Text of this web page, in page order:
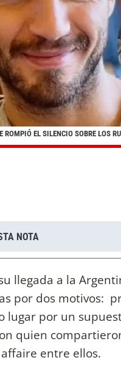
EL SILENCIO SOBRE LOS
NOTA
llegada a la
por dos motivos:
lugar por un
quien
entre ellos.